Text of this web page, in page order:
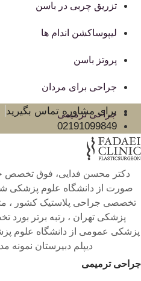
تزریق چربی در باسن
لیپوساکشن اندام ها
پروتز باسن
جراحی برای مردان
جراحی ترمیمی
برای مشاوره تماس بگیرید
02191099849
دکتر محسن فدایی، فوق تخصص
صورت از دانشگاه علوم پزشکی
تخصصی جراحی پلاستیک کشور ،
پزشکی تهران ، رتبه برتر
پزشکی عمومی از دانشگاه علوم
دیپلم دبیرستان
جراحی ترمیمی